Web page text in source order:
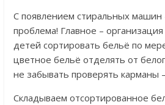
С появлением стиральных машин
проблема! Главное –
детей сортировать бельё по
цветное бельё отделять от
не забывать проверять карманы
Складываем отсортированное